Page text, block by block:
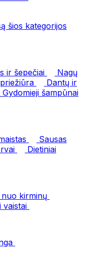
šios kategorijos
ir šepečiai
Nagų
Dantų ir
Gydomieji šampūnai
Sausas
Dietiniai
kirminų
vaistai